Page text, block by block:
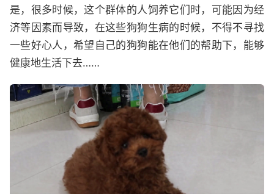
是，很多时候，这个群体的人饲养它们时，可能因为经
济等因素而导致，在这些狗狗生病的时候，不得不寻找
一些好心人，希望自己的狗狗能在他们的帮助下，能够
健康地生活下去……